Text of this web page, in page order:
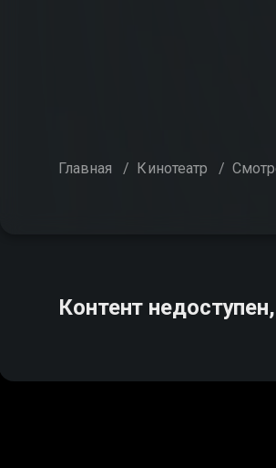
Главная / Кинотеатр /
Контент